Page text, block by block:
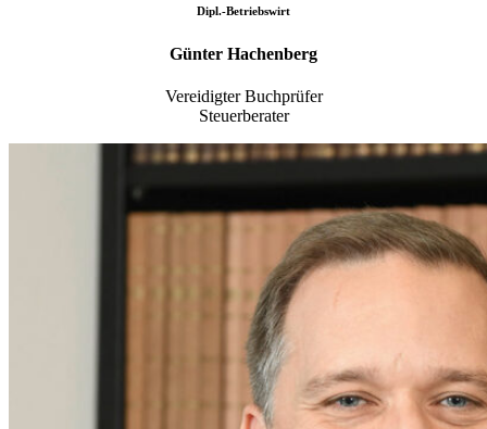
Dipl.-Betriebswirt
Günter Hachenberg
Vereidigter Buchprüfer
Steuerberater